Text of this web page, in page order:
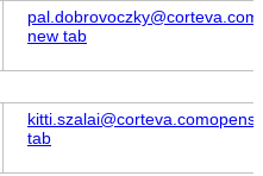
pal.dobrovoczky@corteva.com
new tab
kitti.szalai@corteva.comopens
tab